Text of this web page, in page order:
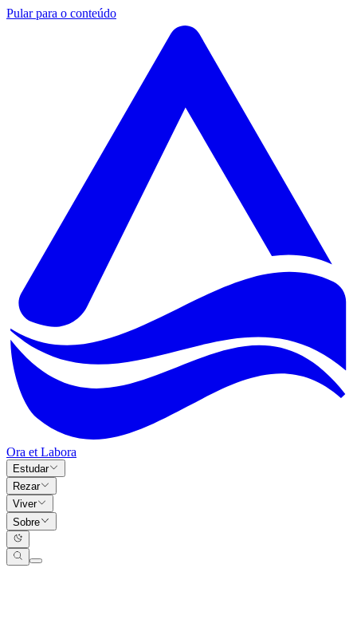
Pular para o conteúdo
Ora et Labora
Estudar
Rezar
Viver
Sobre